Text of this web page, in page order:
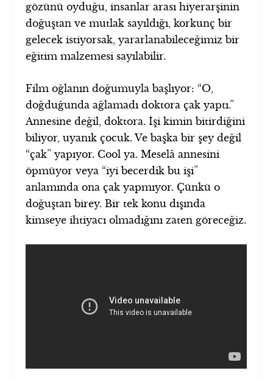
gözünü oyduğu, insanlar arası hiyerarşinin
doğuştan ve mutlak sayıldığı, korkunç bir
gelecek istiyorsak, yararlanabileceğimiz bir
eğitim malzemesi sayılabilir.
Film oğlanın doğumuyla başlıyor: “O,
doğduğunda ağlamadı doktora çak yaptı.”
Annesine değil, doktora. İşi kimin bitirdiğini
biliyor, uyanık çocuk. Ve başka bir şey değil
“çak” yapıyor. Cool ya. Meselâ annesini
öpmüyor veya “iyi becerdik bu işi”
anlamında ona çak yapmıyor. Çünkü o
doğuştan birey. Bir tek konu dışında
kimseye ihtiyacı olmadığını zaten göreceğiz.